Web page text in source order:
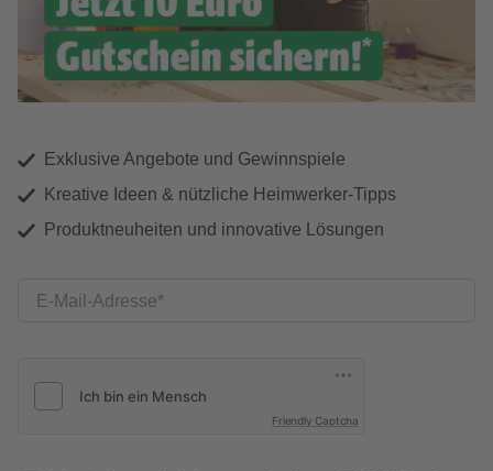
Exklusive Angebote und Gewinnspiele
Kreative Ideen & nützliche Heimwerker-Tipps
Produktneuheiten und innovative Lösungen
E-Mail-Adresse
Friendly Captcha